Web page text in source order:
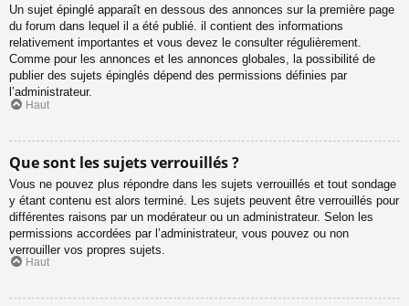
Un sujet épinglé apparaît en dessous des annonces sur la première page
du forum dans lequel il a été publié. il contient des informations
relativement importantes et vous devez le consulter régulièrement.
Comme pour les annonces et les annonces globales, la possibilité de
publier des sujets épinglés dépend des permissions définies par
l’administrateur.
Haut
Que sont les sujets verrouillés ?
Vous ne pouvez plus répondre dans les sujets verrouillés et tout sondage
y étant contenu est alors terminé. Les sujets peuvent être verrouillés pour
différentes raisons par un modérateur ou un administrateur. Selon les
permissions accordées par l’administrateur, vous pouvez ou non
verrouiller vos propres sujets.
Haut